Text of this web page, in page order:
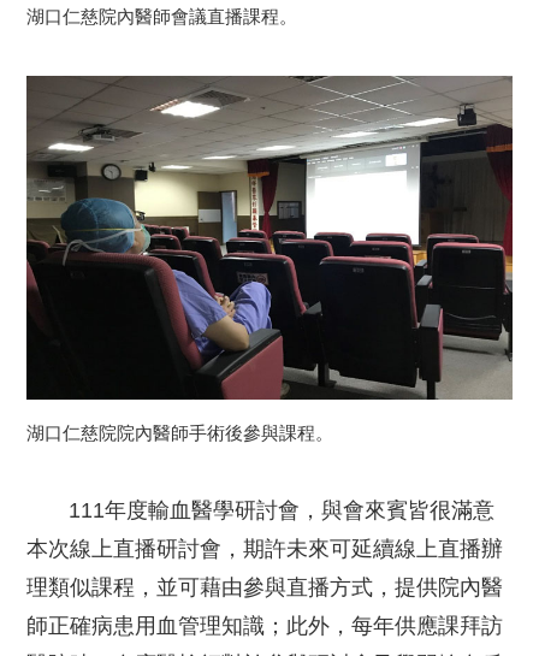
湖口仁慈院內醫師會議直播課程。
湖口仁慈院院內醫師手術後參與課程。
111年度輸血醫學研討會，與會來賓皆很滿意
本次線上直播研討會，期許未來可延續線上直播辦
理類似課程，並可藉由參與直播方式，提供院內醫
師正確病患用血管理知識；此外，每年供應課拜訪